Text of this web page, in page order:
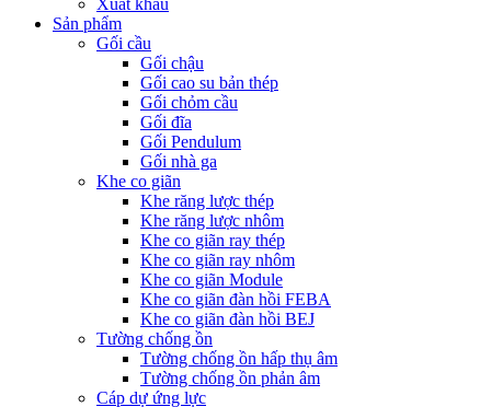
Sản phẩm
Gối cầu
Gối chậu
Gối cao su bản thép
Gối chỏm cầu
Gối đĩa
Gối Pendulum
Gối nhà ga
Khe co giãn
Khe răng lược thép
Khe răng lược nhôm
Khe co giãn ray thép
Khe co giãn ray nhôm
Khe co giãn Module
Khe co giãn đàn hồi FEBA
Khe co giãn đàn hồi BEJ
Tường chống ồn
Tường chống ồn hấp thụ âm
Tường chống ồn phản âm
Cáp dự ứng lực